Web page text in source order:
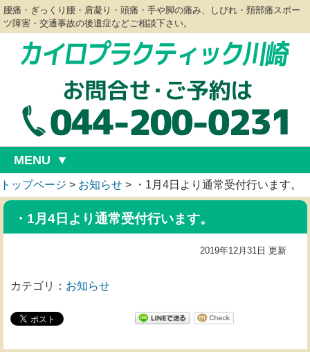
腰痛・ぎっくり腰・肩凝り・頭痛・手や脚の痛み、しびれ・頚部痛スポー
ツ障害・交通事故の後遺症などご相談下さい。
MENU
トップページ > お知らせ > ・1月4日より通常受付行います。
・1月4日より通常受付行います。
2019年12月31日 更新
カテゴリ： お知らせ